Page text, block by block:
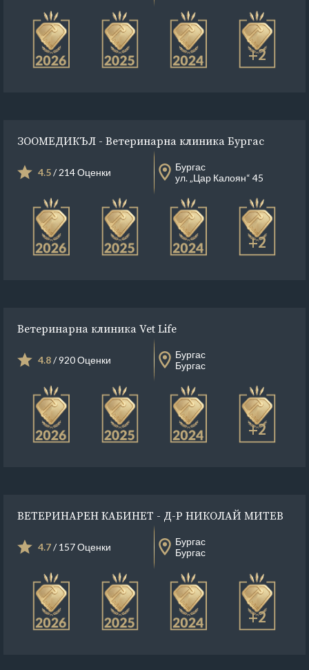
+2
ЗООМЕДИКЪЛ - Ветеринарна клиника Бургас
4.5/ 214 Оценки
Бургас
ул. „Цар Калоян“ 45
+2
Ветеринарна клиника Vet Life
4.8/ 920 Оценки
Бургас
Бургас
+2
ВЕТЕРИНАРЕН КАБИНЕТ - Д-Р НИКОЛАЙ МИТЕВ
4.7/ 157 Оценки
Бургас
Бургас
+2